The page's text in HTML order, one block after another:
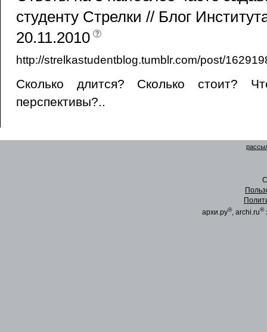
студенту Стрелки // Блог
20.11.2010
http://strelkastudentblog.tumblr.com/post/
Сколько длится? Сколько стоит?
перспективы?..
архи.ру®, archi.ru®